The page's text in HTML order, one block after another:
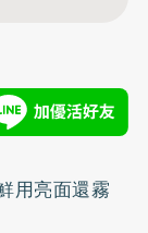
用亮面還霧